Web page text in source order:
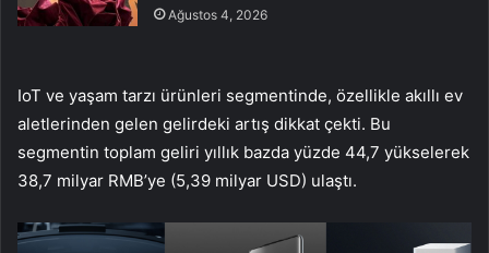
Ağustos 4, 2026
IoT ve yaşam tarzı ürünleri segmentinde, özellikle akıllı ev
aletlerinden gelen gelirdeki artış dikkat çekti. Bu
segmentin toplam geliri yıllık bazda yüzde 44,7 yükselerek
38,7 milyar RMB’ye (5,39 milyar USD) ulaştı.